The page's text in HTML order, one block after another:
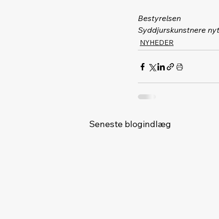
Bestyrelsen
Syddjurskunstnere
NYHEDER
Seneste blogindlæg